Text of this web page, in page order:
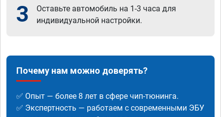
3
Оставьте автомобиль на 1-3 часа для
индивидуальной настройки.
Почему нам можно доверять?
✅ Опыт — более 8 лет в сфере чип-тюнинга.
✅ Экспертность — работаем с современными ЭБУ